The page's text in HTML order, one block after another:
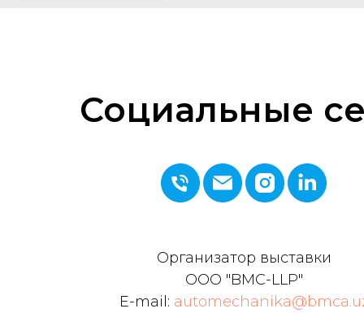
Социальные
Организатор выставки
ООО "BMC-LLP"
E-mail: